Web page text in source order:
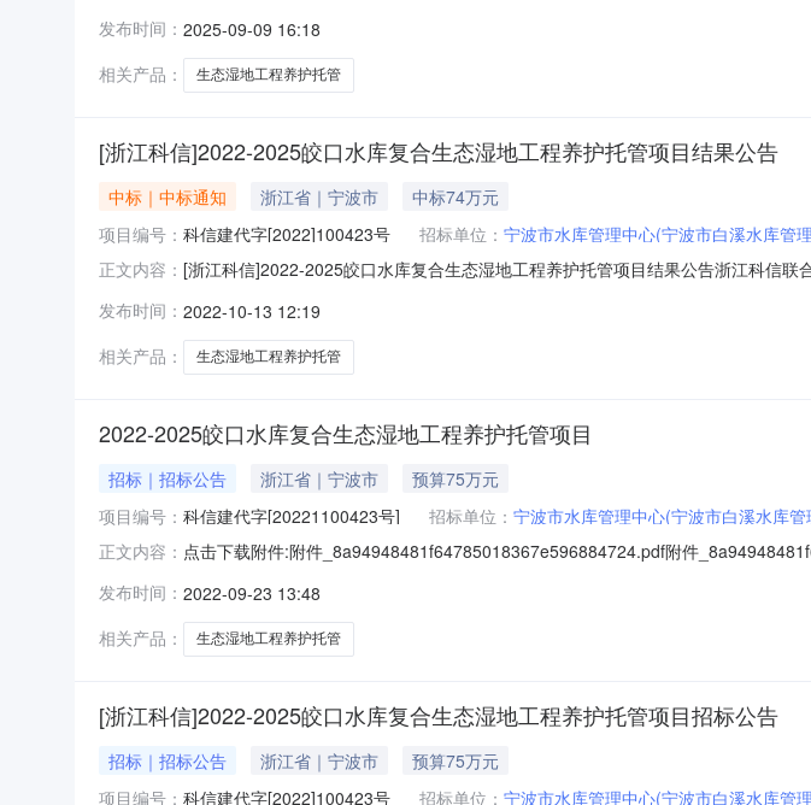
密岩村皎口水库项目基本情况：2025-2028皎口水库复合生态湿地工程养护托管项
发布时间： 2025-09-09 16:18
相关产品：
生态湿地工程养护托管
[浙江科信]2022-2025皎口水库复合生态湿地工程养护托管项目结果公告
中标｜中标通知 浙江省｜宁波市
中标74万元
项目编号： 科信建代字[2022]100423号 招标单位： 宁波市水库管理中心(宁波市白溪水库管
中标单位： 宁波市海曙光海水利服务有限公司
正文内容： [浙江科信]2022-2025皎口水库复合生态湿地工程养护托管项目结果公告浙江科信
三、公告日期：2022年9月23日四、开标日期：2022年10月13日五、公示日期：
发布时间： 2022-10-13 12:19
相关产品：
生态湿地工程养护托管
2022-2025皎口水库复合生态湿地工程养护托管项目
招标｜招标公告 浙江省｜宁波市
预算75万元
项目编号： 科信建代字[20221100423号] 招标单位： 宁波市水库管理中心(宁波市白溪水库
代理单位： 浙江科信联合工程项目管理咨询有限公
正文内容： 点击下载附件:附件_8a94948481f64785018367e596884724.pdf附件
来源为国有资金75万元，招标人为宁波市水库管理中心。本项目已具备招标条件，
发布时间： 2022-09-23 13:48
相关产品：
生态湿地工程养护托管
[浙江科信]2022-2025皎口水库复合生态湿地工程养护托管项目招标公告
招标｜招标公告 浙江省｜宁波市
预算75万元
项目编号： 科信建代字[2022]100423号 招标单位： 宁波市水库管理中心(宁波市白溪水库管